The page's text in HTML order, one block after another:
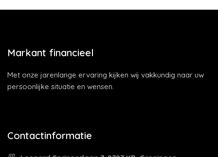
Markant financieel
Met onze jarenlange ervaring kijken wij vakkundig naar uw
persoonlijke situatie en wensen.
Contactinformatie